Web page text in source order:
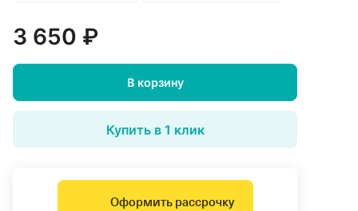
3 650 ₽
В корзину
Купить в 1 клик
Оформить рассрочку